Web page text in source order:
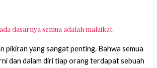
dasarnya semua adalah malaikat.
pikiran yang sangat penting. Bahwa semua
dan dalam diri tiap orang terdapat sebuah